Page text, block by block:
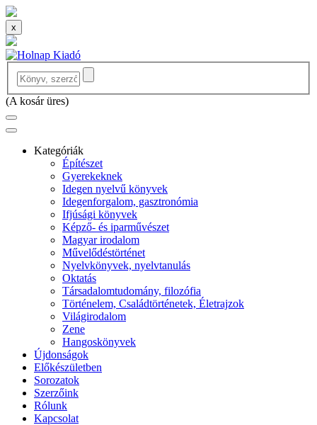
x
(A kosár üres)
Kategóriák
Építészet
Gyerekeknek
Idegen nyelvű könyvek
Idegenforgalom, gasztronómia
Ifjúsági könyvek
Képző- és iparművészet
Magyar irodalom
Művelődéstörténet
Nyelvkönyvek, nyelvtanulás
Oktatás
Társadalomtudomány, filozófia
Történelem, Családtörténetek, Életrajzok
Világirodalom
Zene
Hangoskönyvek
Újdonságok
Előkészületben
Sorozatok
Szerzőink
Rólunk
Kapcsolat